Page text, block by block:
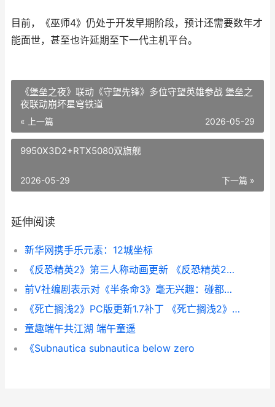
目前，《巫师4》仍处于开发早期阶段，预计还需要数年才
能面世，甚至也许延期至下一代主机平台。
《堡垒之夜》联动《守望先锋》多位守望英雄参战 堡垒之
夜联动崩坏星穹铁道
« 上一篇 2026-05-29
9950X3D2+RTX5080双旗舰
下一篇 »
2026-05-29
延伸阅读
新华网携手乐元素：12城坐标
《反恐精英2》第三人称动画更新 《反恐精英2》直接安装游戏
前V社编剧表示对《半条命3》毫无兴趣：碰都不想碰
《死亡搁浅2》PC版更新1.7补丁 《死亡搁浅2》PC修改器
童趣端午共江湖 端午童遥
《Subnautica subnautica below zero